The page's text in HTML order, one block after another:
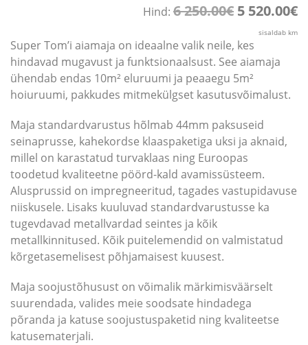
Hind: 6 250.00€ Algne
hind
6
250.00€.
5 520.00€
5
sisaldab km
Super Tom’i aiamaja on ideaalne valik neile, kes
hindavad mugavust ja funktsionaalsust. See aiamaja
ühendab endas 10m² eluruumi ja peaaegu 5m²
hoiuruumi, pakkudes mitmekülgset kasutusvõimalust.
Maja standardvarustus hõlmab 44mm paksuseid
seinaprusse, kahekordse klaaspaketiga uksi ja aknaid,
millel on karastatud turvaklaas ning Euroopas
toodetud kvaliteetne pöörd-kald avamissüsteem.
Alusprussid on impregneeritud, tagades vastupidavuse
niiskusele. Lisaks kuuluvad standardvarustusse ka
tugevdavad metallvardad seintes ja kõik
metallkinnitused. Kõik puitelemendid on valmistatud
kõrgetasemelisest põhjamaisest kuusest.
Maja soojustõhusust on võimalik märkimisväärselt
suurendada, valides meie soodsate hindadega
põranda ja katuse soojustuspaketid ning kvaliteetse
katusematerjali.